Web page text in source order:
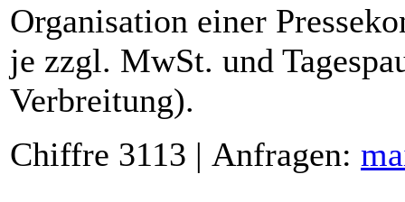
Organisation einer
je zzgl. MwSt. und
Verbreitung).
Chiffre 3113 | Anfragen: